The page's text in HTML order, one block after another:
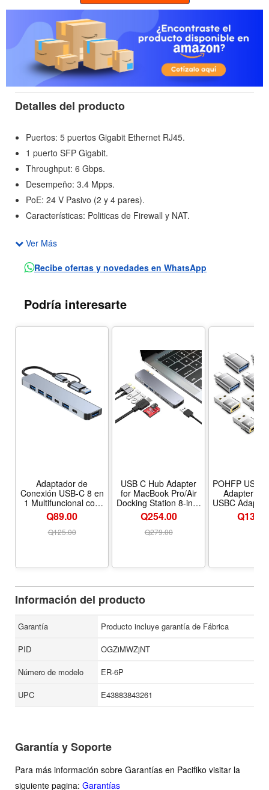
Detalles del producto
Puertos: 5 puertos Gigabit Ethernet RJ45.
1 puerto SFP Gigabit.
Throughput: 6 Gbps.
Desempeño: 3.4 Mpps.
PoE: 24 V Pasivo (2 y 4 pares).
Características: Politicas de Firewall y NAT.
Ver Más
Recibe ofertas y novedades en WhatsApp
Podría interesarte
Adaptador de
Conexión USB-C 8 en
1 Multifuncional con
Lector de Tarjetas y
Múltiples Puertos
Q89.00
Q125.00
USB C Hub Adapter
for MacBook Pro/Air
Docking Station 8-in-2
for Mac Book
Accessories Dongle
HDMI 4K@30Hz,
Multiport Adapter (Not
Silvery
Q254.00
Q279.00
POHFP USB
Adapter USBA to
USBC
10-Pack
S26/S25/S24/
Q
Información del producto
Garantía
Producto incluye garantía de Fábrica
PID
OGZiMWZjNT
Número de modelo
ER-6P
UPC
E43883843261
Garantía y Soporte
Para más información sobre Garantías en Pacifiko visitar la
siguiente pagina: Garantías